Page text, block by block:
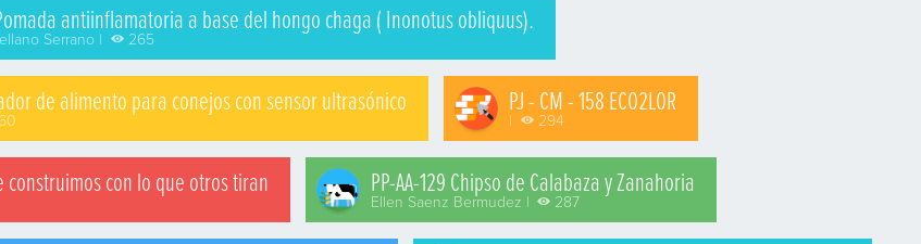
antiinflamatoria a base del hongo chaga ( Inonotus obliquus).
Serrano | 265
de alimento para conejos con sensor ultrasónico PJ - CM - 158 ECO2LOR
| 294
construimos con lo que otros tiran PP-AA-129 Chipso de Calabaza y Zanahoria
Ellen Saenz Bermudez | 287